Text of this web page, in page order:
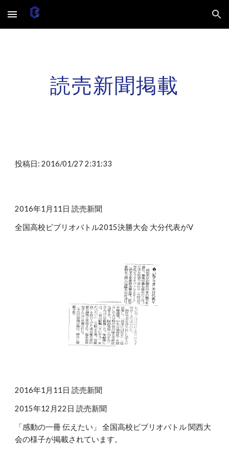
Skip to main content Skip to navigation
読売新聞掲載
投稿日: 2016/01/27 2:31:33
2016年1月11日 読売新聞
全国高校ビブリオバトル2015決勝大会 大分代表がV
2016年1月11日 読売新聞
2015年12月22日 読売新聞
「感動の一冊 伝えたい」 全国高校ビブリオバトル 関西大
会の様子が掲載されています。